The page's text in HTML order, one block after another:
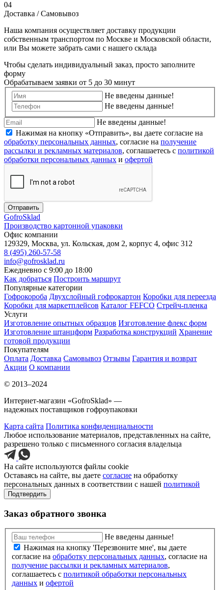
04
Доставка / Самовывоз
Наша компания осуществляет доставку продукции
собственным транспортом по Москве и Московской области,
или Вы можете забрать сами с нашего склада
Чтобы сделать индивидуальный заказ, просто заполните
форму
Обрабатываем заявки от 5 до 30 минут
Не введены данные!
Не введены данные!
Не введены данные!
Нажимая на кнопку «Отправить», вы даете согласие на
обработку персональных данных, согласие на получение
рассылки и рекламных материалов, соглашаетесь c политикой
обработки персональных данных и офертой
Отправить
GofroSklad
Производство картонной упаковки
Офис компании
129329, Москва, ул. Кольская, дом 2, корпус 4, офис 312
8 (495) 260-57-58
info@gofrosklad.ru
Ежедневно с 9:00 до 18:00
Как добраться Построить маршрут
Популярные категории
Гофрокороба Двухслойный гофрокартон Коробки для переезда
Коробки для маркетплейсов Каталог FEFCO Стрейч-пленка
Услуги
Изготовление опытных образцов Изготовление флекс форм
Изготовление штанцформ Разработка конструкций Хранение
готовой продукции
Покупателям
Оплата Доставка Самовывоз Отзывы Гарантия и возврат
Акции О компании
© 2013–2024
Интернет-магазин «GofroSklad» —
надежных поставщиков гофроупаковки
Карта сайта Политика конфиденциальности
Любое использование материалов, представленных на сайте,
разрешено только с письменного согласия владельца
На сайте используются файлы cookie
Оставаясь на сайте, вы даете согласие на обработку
персональных данных в соответствии с нашей политикой
Подтвердить
Заказ обратного звонка
Не введены данные!
Нажимая на кнопку 'Перезвоните мне', вы даете
согласие на обработку персональных данных, согласие на
получение рассылки и рекламных материалов,
соглашаетесь c политикой обработки персональных
данных и офертой